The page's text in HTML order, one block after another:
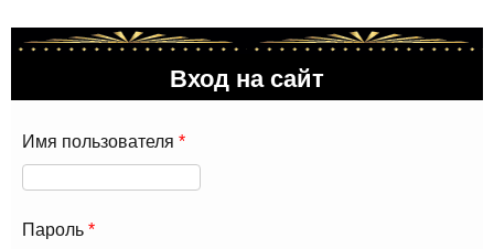
Вход на сайт
Имя пользователя *
Пароль *